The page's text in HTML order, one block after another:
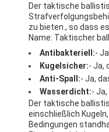
Der taktische
zu bieten., so dass
Name: Taktischer
Antibakteriell:-
Kugelsicher:- Ja,
Anti-Spall:- Ja,
Wasserdicht:-
Der taktische
einschließlich
Bedingungen